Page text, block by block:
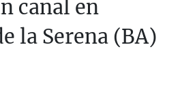
canal en
la Serena (BA)